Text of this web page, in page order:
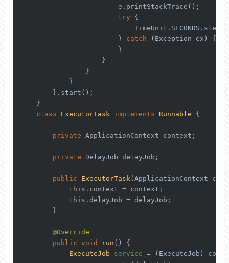
                        e.printStackTrace();
try {
                            TimeUnit.SECONDS.sleep(
                        }
catch (Exception ex) {
                        }
                    }
                }
            }
        }.start();
    }
class
ExecutorTask implements Runnable {
private ApplicationContext context;
private DelayJob delayJob;
public ExecutorTask(ApplicationContext
this .context = context;
this .delayJob = delayJob;
        }
@Override
public void run ()
{
ExecuteJob
service = (ExecuteJob)